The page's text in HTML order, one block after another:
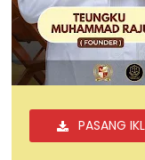
PASANG